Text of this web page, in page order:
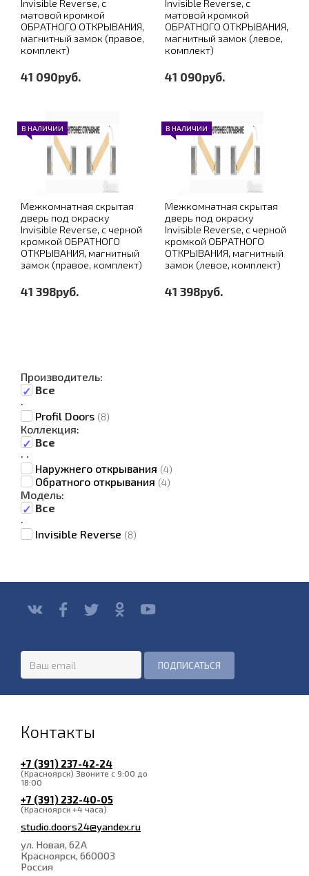
Invisible Reverse, с
матовой кромкой
ОБРАТНОГО ОТКРЫВАНИЯ,
магнитный замок (правое,
комплект)
41 090руб.
Invisible Reverse, с
матовой кромкой
ОБРАТНОГО ОТКРЫВАНИЯ,
магнитный замок (левое,
комплект)
41 090руб.
В НАЛИЧИИ
Межкомнатная скрытая
дверь под окраску
Invisible Reverse, с черной
кромкой ОБРАТНОГО
ОТКРЫВАНИЯ, магнитный
замок (правое, комплект)
41 398руб.
В НАЛИЧИИ
Межкомнатная скрытая
дверь под окраску
Invisible Reverse, с черной
кромкой ОБРАТНОГО
ОТКРЫВАНИЯ, магнитный
замок (левое, комплект)
41 398руб.
Производитель:
Все
·
Profil Doors (8)
Коллекция:
Все
·
Наружнего открывания (4)
·
Обратного открывания (4)
Модель:
Все
·
Invisible Reverse (8)
Контакты
+7 (391) 237-42-24
(Красноярск) Звоните с 9:00 до
18:00
+7 (391) 232-40-05
(Красноярск +4 часа)
studio.doors24@yandex.ru
ул. Новая, 62А
Красноярск, 660003
Россия